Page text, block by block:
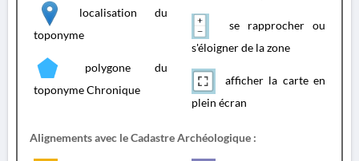
localisation du
toponyme
polygone du
toponyme Chronique
se rapprocher ou
s'éloigner de la zone
afficher la carte en
plein écran
Alignements avec le Cadastre Archéologique :